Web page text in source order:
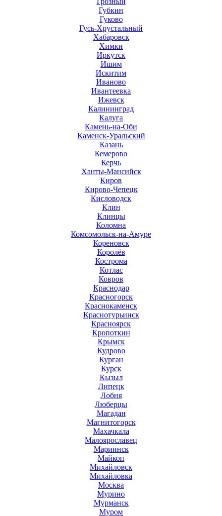
Губкин
Гуково
Гусь-Хрустальный
Хабаровск
Химки
Иркутск
Ишим
Искитим
Иваново
Ивантеевка
Ижевск
Калининград
Калуга
Камень-на-Оби
Каменск-Уральский
Казань
Кемерово
Керчь
Ханты-Мансийск
Киров
Кирово-Чепецк
Кисловодск
Клин
Клинцы
Коломна
Комсомольск-на-Амуре
Кореновск
Королёв
Кострома
Котлас
Ковров
Краснодар
Красногорск
Краснокаменск
Краснотурьинск
Красноярск
Кропоткин
Крымск
Кудрово
Курган
Курск
Кызыл
Липецк
Лобня
Люберцы
Магадан
Магнитогорск
Махачкала
Малоярославец
Мариинск
Майкоп
Михайловск
Михайловка
Москва
Мурино
Мурманск
Муром